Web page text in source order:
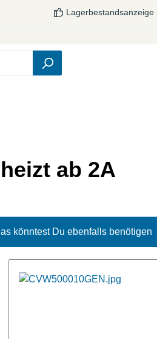
Lagerbestandsanzeige
ab 2A
könntest Du ebenfalls benötigen